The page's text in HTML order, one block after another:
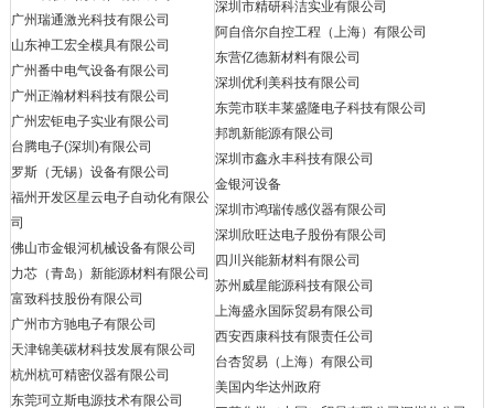
广州瑞通激光科技有限公司
山东神工宏全模具有限公司
广州番中电气设备有限公司
广州正瀚材料科技有限公司
广州宏钜电子实业有限公司
台腾电子(深圳)有限公司
罗斯（无锡）设备有限公司
福州开发区星云电子自动化有限公
司
佛山市金银河机械设备有限公司
力芯（青岛）新能源材料有限公司
富致科技股份有限公司
广州市方驰电子有限公司
天津锦美碳材科技发展有限公司
杭州杭可精密仪器有限公司
东莞珂立斯电源技术有限公司
深圳市精研科洁实业有限公司
阿自倍尔自控工程（上海）有限公司
东营亿德新材料有限公司
深圳优利美科技有限公司
东莞市联丰莱盛隆电子科技有限公司
邦凯新能源有限公司
深圳市鑫永丰科技有限公司
金银河设备
深圳市鸿瑞传感仪器有限公司
深圳欣旺达电子股份有限公司
四川兴能新材料有限公司
苏州威星能源科技有限公司
上海盛永国际贸易有限公司
西安西康科技有限责任公司
台杏贸易（上海）有限公司
美国内华达州政府